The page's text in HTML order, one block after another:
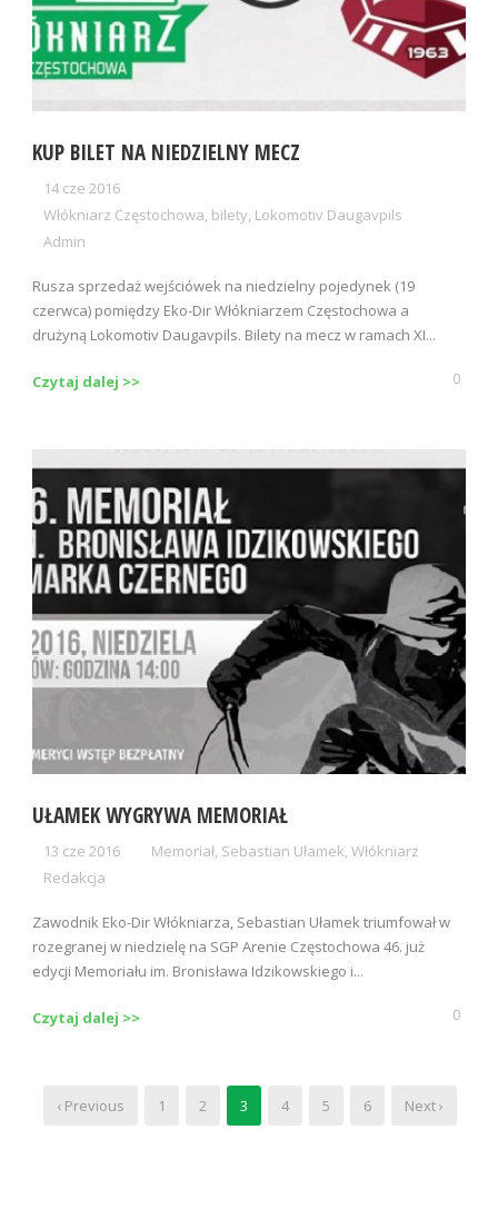
KUP BILET NA NIEDZIELNY MECZ
14 cze 2016
Włókniarz Częstochowa, bilety, Lokomotiv Daugavpils
Admin
Rusza sprzedaż wejściówek na niedzielny pojedynek (19
czerwca) pomiędzy Eko-Dir Włókniarzem Częstochowa a
drużyną Lokomotiv Daugavpils. Bilety na mecz w ramach XI...
Czytaj dalej >> 0
UŁAMEK WYGRYWA MEMORIAŁ
13 cze 2016 Memoriał, Sebastian Ułamek, Włókniarz
Redakcja
Zawodnik Eko-Dir Włókniarza, Sebastian Ułamek triumfował w
rozegranej w niedzielę na SGP Arenie Częstochowa 46. już
edycji Memoriału im. Bronisława Idzikowskiego i...
Czytaj dalej >> 0
‹ Previous 1 2 3 4 5 6 Next ›